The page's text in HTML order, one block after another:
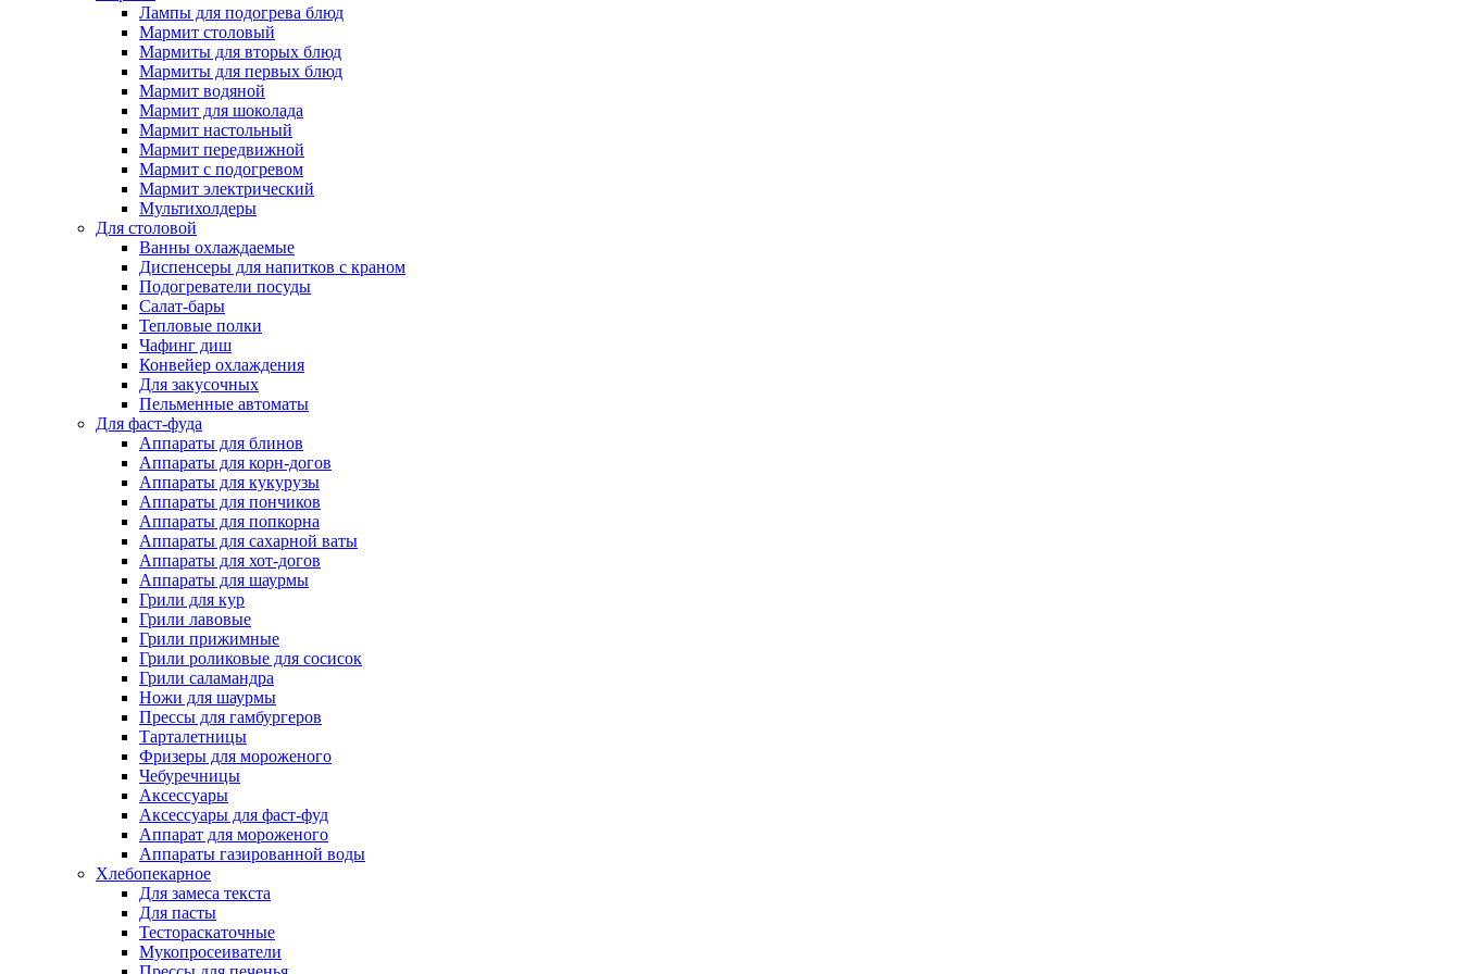
Лампы для подогрева блюд
Мармит столовый
Мармиты для вторых блюд
Мармиты для первых блюд
Мармит водяной
Мармит для шоколада
Мармит настольный
Мармит передвижной
Мармит с подогревом
Мармит электрический
Мультихолдеры
Для столовой
Ванны охлаждаемые
Диспенсеры для напитков с краном
Подогреватели посуды
Салат-бары
Тепловые полки
Чафинг диш
Конвейер охлаждения
Для закусочных
Пельменные автоматы
Для фаст-фуда
Аппараты для блинов
Аппараты для корн-догов
Аппараты для кукурузы
Аппараты для пончиков
Аппараты для попкорна
Аппараты для сахарной ваты
Аппараты для хот-догов
Аппараты для шаурмы
Грили для кур
Грили лавовые
Грили прижимные
Грили роликовые для сосисок
Грили саламандра
Ножи для шаурмы
Прессы для гамбургеров
Тарталетницы
Фризеры для мороженого
Чебуречницы
Аксессуары
Аксессуары для фаст-фуд
Аппарат для мороженого
Аппараты газированной воды
Хлебопекарное
Для замеса текста
Для пасты
Тестораскаточные
Мукопросеиватели